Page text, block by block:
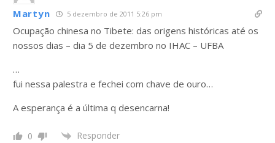
Martyn 5 dezembro de 2011 5:26 pm
Ocupação chinesa no Tibete: das origens históricas até os
nossos dias – dia 5 de dezembro no IHAC – UFBA
…
fui nessa palestra e fechei com chave de ouro…
A esperança é a última q desencarna!
0 Responder